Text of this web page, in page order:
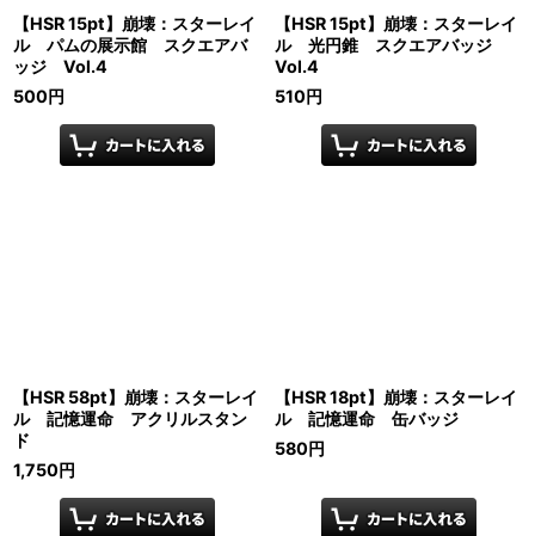
【HSR 15pt】崩壊：スターレイ
ル パムの展示館 スクエアバ
ッジ Vol.4
500円
【HSR 15pt】崩壊：スターレイ
ル 光円錐 スクエアバッジ
Vol.4
510円
【HSR 58pt】崩壊：スターレイ
ル 記憶運命 アクリルスタン
ド
1,750円
【HSR 18pt】崩壊：スターレイ
ル 記憶運命 缶バッジ
580円